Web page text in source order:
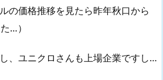
の価格推移を見たら昨年秋口から
…）
、ユニクロさんも上場企業ですし…